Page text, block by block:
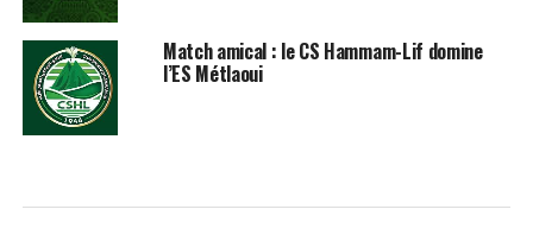
Match amical : le CS Hammam-Lif domine
l’ES Métlaoui